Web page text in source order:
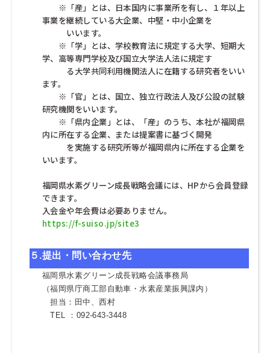
※「産」とは、日本国内に事業所を有し、１年以上
事業を継続している大企業、中堅・中小企業を
いいます。
※「学」とは、学校教育法に規定する大学、短期大
学、高等専門学校及び国立大学法人法に規定す
る大学共同利用機関法人に在籍する研究者をいい
ます。
※「官」とは、国立、独立行政法人及び公設の試験
研究機関をいいます。
※「県内企業」とは、「産」のうち、本社が福岡県
内に所在する企業、または提案書に基づく開発
を実施する研究所等が福岡県内に所在する企業を
いいます。
福岡県水素グリーン成長戦略会議には、HPから会員登録
できます。
入会金や年会費は必要ありません。
https://f-suiso.jp/site3
５.提出・問い合わせ先
福岡県水素グリーン成長戦略会議事務局
（福岡県庁商工部自動車・水素産業振興課内）
担当：田中、西村
TEL ：092-643-3448